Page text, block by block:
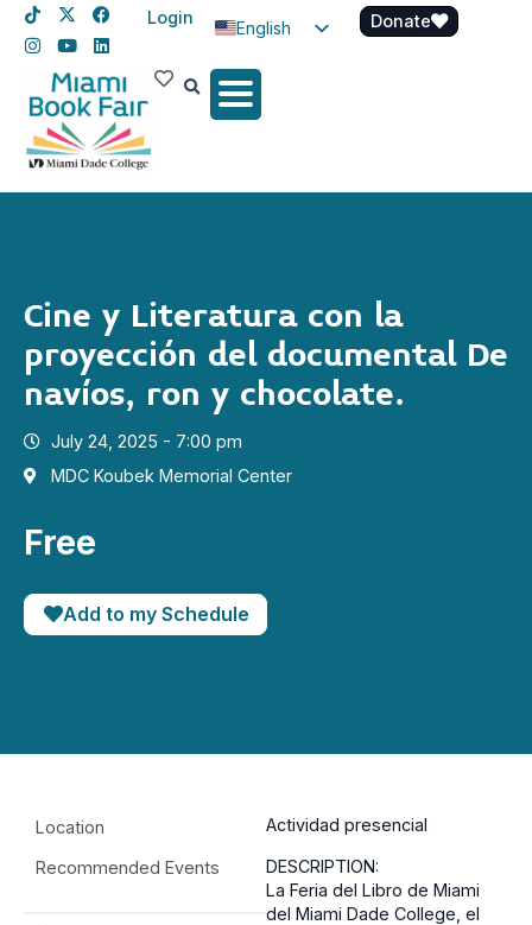
Login
English
Spanish
Donate
Cine y Literatura con la
proyección del documental De
navíos, ron y chocolate.
July 24, 2025 - 7:00 pm
MDC Koubek Memorial Center
Free
Add to my Schedule
Location
Recommended Events
Actividad presencial
DESCRIPTION:
La Feria del Libro de Miami
del Miami Dade College, el